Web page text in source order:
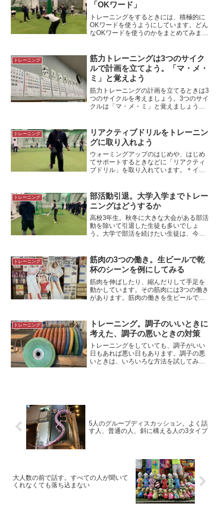
「OKワード」
トレーニングをするときには、積極的に
OKワードを使うようにしています。どん
なOKワードを使うのかをまとめてみまし
使うようにしています。NGワードは注意
をひき、瞬間...
トレーニング
筋力トレーニングは3つのサイク
ルで計画を立てよう。「マ・メ・
ミ」と覚えよう
筋力トレーニングの計画を立てるときは3
つのサイクルを考えましょう。3つのサイ
クルは「マ・メ・ミ」と覚えましょう。
ーニング。毎回、思いつきでやっても効
果は少ないかもしれま...
トレーニング
リアクティブドリルをトレーニン
グに取り入れよう
ウォーミングアップのはじめや、はじめ
てサポートするときなどに「リアクティ
ブドリル」を取り入れています。＊イッ
るドリルのひとつです。リアクションド
リルラビッドレスポンスなど...
トレーニング
部活動引退。大学入学までトレー
ニングはどうするか
高校3年生。秋冬に大きな大会がある部活
動を除いて引退した生徒も多いでしょ
う。大学で部活を続けたい生徒は、今か
を受けたのでまとめてみました。＊引退
した3年生勉強優先。トレ...
トレーニング
筋肉の3つの働き。生ビールで乾
杯のシーンを例にしてみる
筋肉を伸ばしたり、縮んだりして手足を
動かしています。その筋肉には3つの働き
があります。筋肉の働きを生ビールで乾
の筋肉私たちの体内には3種類の筋肉があ
ります。心臓にある...
トレーニング
トレーニング。調子のいいときに
考えた、調子の悪いときの対策
トレーニングをしていても、調子がいい
日もあれば悪い日もあります。調子の悪
いときは、いろいろな方法を試してみて
5人のグループディスカッション。よく話
す人、普通の人、斜に構える人の3タイプ
大人数の前で話す。すべての人が聞いて
くれなくても落ち込まない